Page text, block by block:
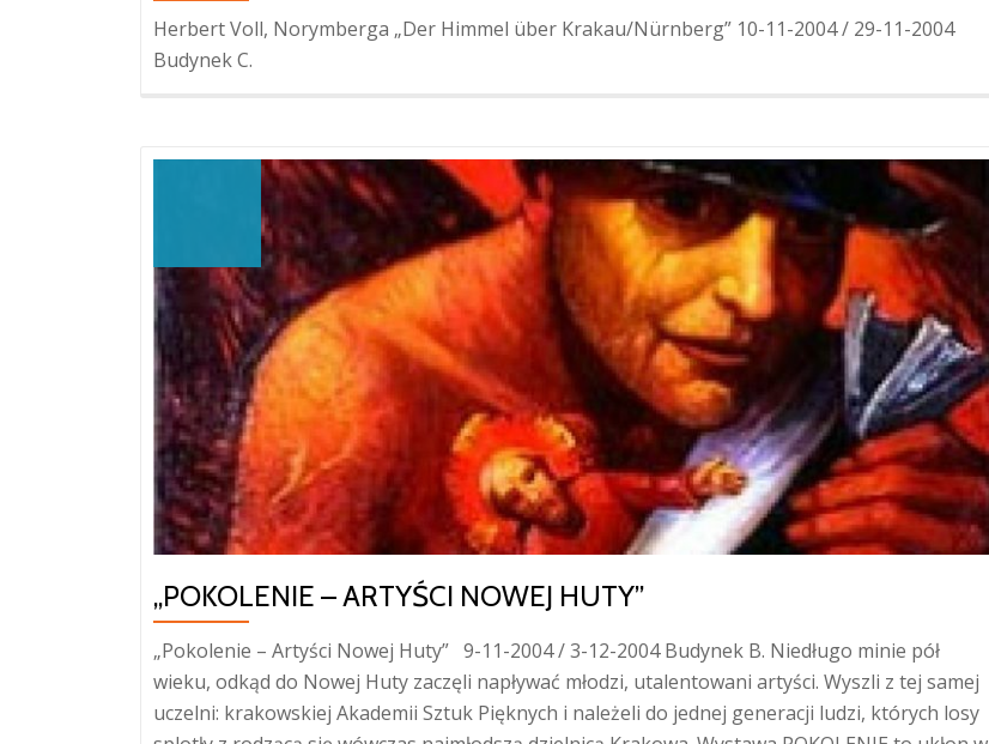
Herbert Voll, Norymberga „Der Himmel über Krakau/Nürnberg” 10-11-2004 / 29-11-2004
Budynek C.
„POKOLENIE – ARTYŚCI NOWEJ HUTY”
„Pokolenie – Artyści Nowej Huty” 9-11-2004 / 3-12-2004 Budynek B. Niedługo minie pół
wieku, odkąd do Nowej Huty zaczęli napływać młodzi, utalentowani artyści. Wyszli z tej samej
uczelni: krakowskiej Akademii Sztuk Pięknych i należeli do jednej generacji ludzi, których losy